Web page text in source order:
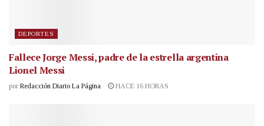
DEPORTES
Fallece Jorge Messi, padre de la estrella argentina
Lionel Messi
por Redacción Diario La Página HACE 16 HORAS